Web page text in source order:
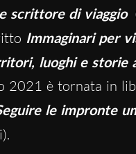
scrittore di viaggio
Immaginari per
luoghi e storie
2021 è tornata in
le impronte